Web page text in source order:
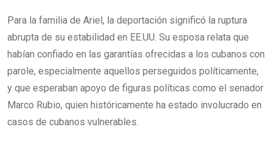
Para la familia de Ariel, la deportación significó la ruptura
abrupta de su estabilidad en EE.UU. Su esposa relata que
habían confiado en las garantías ofrecidas a los cubanos con
parole, especialmente aquellos perseguidos políticamente,
y que esperaban apoyo de figuras políticas como el senador
Marco Rubio, quien históricamente ha estado involucrado en
casos de cubanos vulnerables.